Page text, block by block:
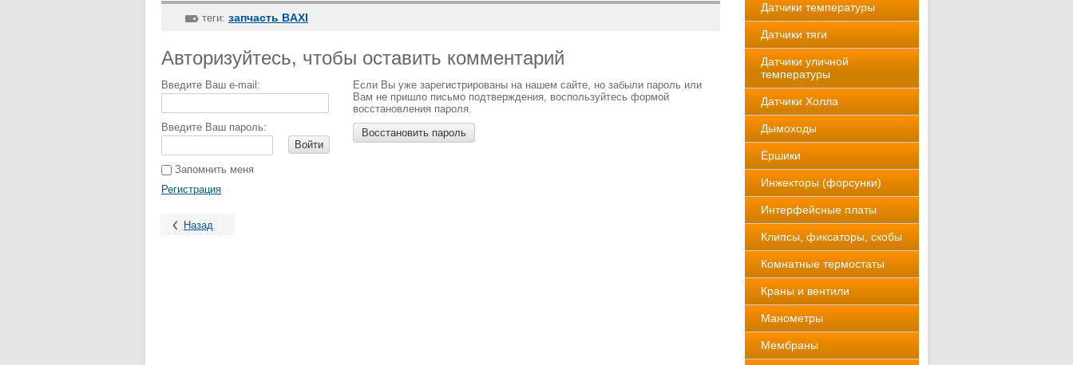
теги: запчасть BAXI
Авторизуйтесь, чтобы оставить комментарий
Введите Ваш e-mail:
Введите Ваш пароль:
Войти
Запомнить меня
Регистрация
Если Вы уже зарегистрированы на нашем сайте, но забыли пароль или
Вам не пришло письмо подтверждения, воспользуйтесь формой
восстановления пароля.
Восстановить пароль
Назад
Датчики температуры
Датчики тяги
Датчики уличной
температуры
Датчики Холла
Дымоходы
Ёршики
Инжекторы (форсунки)
Интерфейсные платы
Клипсы, фиксаторы, скобы
Комнатные термостаты
Краны и вентили
Манометры
Мембраны